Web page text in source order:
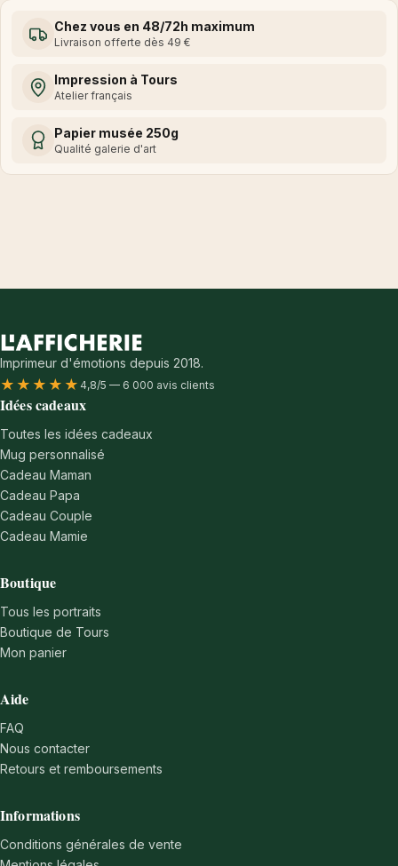
Chez vous en 48/72h maximum
Livraison offerte dès 49 €
Impression à Tours
Atelier français
Papier musée 250g
Qualité galerie d'art
Imprimeur d'émotions depuis 2018.
★★★★★ 4,8/5 — 6 000 avis clients
Idées cadeaux
Toutes les idées cadeaux
Mug personnalisé
Cadeau Maman
Cadeau Papa
Cadeau Couple
Cadeau Mamie
Boutique
Tous les portraits
Boutique de Tours
Mon panier
Aide
FAQ
Nous contacter
Retours et remboursements
Informations
Conditions générales de vente